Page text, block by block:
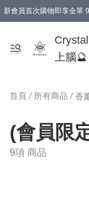
新會員首次購物即享全單
上腦🔮
首頁 / 所有商品 / 香
(會員限
9項 商品